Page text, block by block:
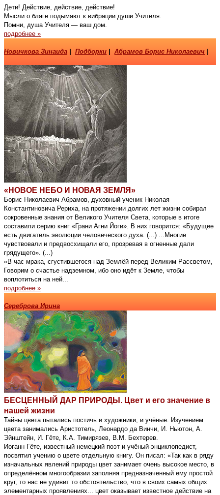
Дети! Действие, действие, действие!
Мысли о благе подымают к вибрации души Учителя.
Помни, душа Учителя — ваш дом.
подробнее »
Новичкова Зинаида Подборки Абрамов Борис Николаевич
«НОВОЕ НЕБО И НОВАЯ ЗЕМЛЯ»
Борис Николаевич Абрамов, духовный ученик Николая
Константиновича Рериха, на протяжении долгих лет жизни собирал
сокровенные знания от Великого Учителя Света, которые в итоге
составили серию книг «Грани Агни Йоги». В них говорится: «Будущее
есть двигатель эволюции человеческого духа. (...) ...Многие
чувствовали и предвосхищали его, прозревая в огненные дали
грядущего». (...)
«В час мрака, сгустившегося над Землёй перед Великим Рассветом,
Говорим о счастье надземном, ибо оно идёт к Земле, чтобы
воплотиться на ней...
подробнее »
Сереброва Ирина
БЕСЦЕННЫЙ ДАР ПРИРОДЫ. Цвет и его значение в
нашей жизни
Тайны цвета пытались постичь и художники, и учёные. Изучением
цвета занимались Аристотель, Леонардо да Винчи, И. Ньютон, А.
Эйнштейн, И. Гёте, К.А. Тимирязев, В.М. Бехтерев.
Иоганн Гёте, известный немецкий поэт и учёный-энциклопедист,
посвятил учению о цвете отдельную книгу. Он писал: «Так как в ряду
изначальных явлений природы цвет занимает очень высокое место, в
определённом многообразии заполняя предназначенный ему простой
круг, то нас не удивит то обстоятельство, что в своих самых общих
элементарных проявлениях... цвет оказывает известное действие на